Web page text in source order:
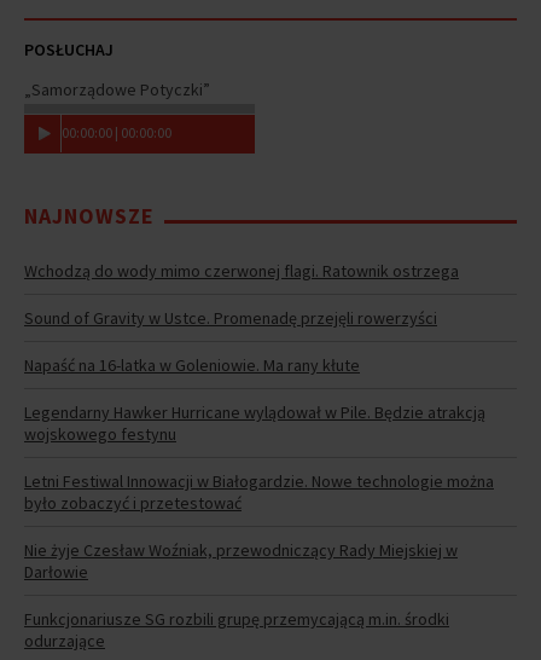
POSŁUCHAJ
„Samorządowe Potyczki”
00:00:00 | 00:00:00
NAJNOWSZE
Wchodzą do wody mimo czerwonej flagi. Ratownik ostrzega
Sound of Gravity w Ustce. Promenadę przejęli rowerzyści
Napaść na 16-latka w Goleniowie. Ma rany kłute
Legendarny Hawker Hurricane wylądował w Pile. Będzie atrakcją
wojskowego festynu
Letni Festiwal Innowacji w Białogardzie. Nowe technologie można
było zobaczyć i przetestować
Nie żyje Czesław Woźniak, przewodniczący Rady Miejskiej w
Darłowie
Funkcjonariusze SG rozbili grupę przemycającą m.in. środki
odurzające